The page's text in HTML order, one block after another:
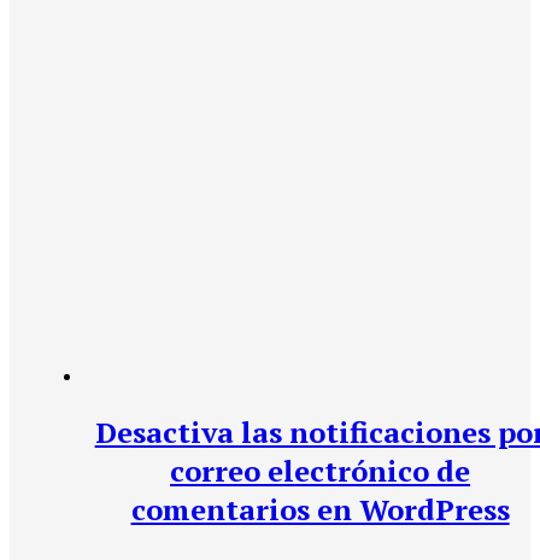
Desactiva las notificaciones
correo electrónico de
comentarios en WordPress